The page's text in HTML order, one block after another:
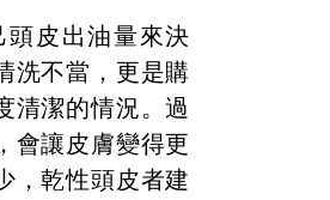
頭皮出油量來決
洗不當，更是購
清潔的情況。過
會讓皮膚變得更
，乾性頭皮者建